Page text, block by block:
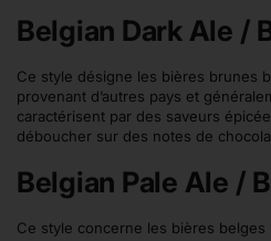
Belgian Dark Ale /
Ce style désigne les bières brunes
provenant d’autres pays et
caractérisent par des saveurs
déboucher sur des notes de
Belgian Pale Ale /
Ce style concerne les bières